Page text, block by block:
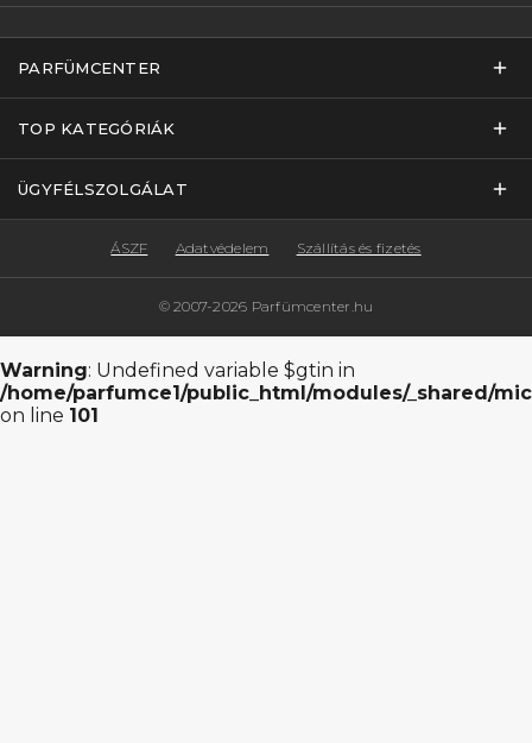
PARFÜMCENTER
TOP KATEGÓRIÁK
ÜGYFÉLSZOLGÁLAT
© 2007-2026 Parfümcenter.hu
ÁSZF Adatvédelem Szállítás és fizetés
Warning: Undefined variable $gtin in
/home/parfumce1/public_html/modules/_shared/
on line 101